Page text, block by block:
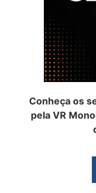
Conheça os
pela VR